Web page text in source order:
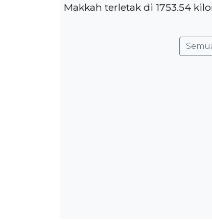
Makkah terletak di 1753.54